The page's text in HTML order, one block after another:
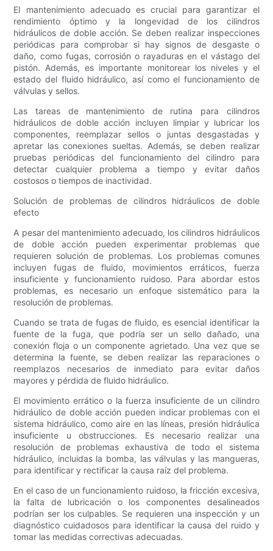
El mantenimiento adecuado es crucial para garantizar el
rendimiento óptimo y la longevidad de los cilindros
hidráulicos de doble acción. Se deben realizar inspecciones
periódicas para comprobar si hay signos de desgaste o
daño, como fugas, corrosión o rayaduras en el vástago del
pistón. Además, es importante monitorear los niveles y el
estado del fluido hidráulico, así como el funcionamiento de
válvulas y sellos.
Las tareas de mantenimiento de rutina para cilindros
hidráulicos de doble acción incluyen limpiar y lubricar los
componentes, reemplazar sellos o juntas desgastadas y
apretar las conexiones sueltas. Además, se deben realizar
pruebas periódicas del funcionamiento del cilindro para
detectar cualquier problema a tiempo y evitar daños
costosos o tiempos de inactividad.
Solución de problemas de cilindros hidráulicos de doble
efecto
A pesar del mantenimiento adecuado, los cilindros hidráulicos
de doble acción pueden experimentar problemas que
requieren solución de problemas. Los problemas comunes
incluyen fugas de fluido, movimientos erráticos, fuerza
insuficiente y funcionamiento ruidoso. Para abordar estos
problemas, es necesario un enfoque sistemático para la
resolución de problemas.
Cuando se trata de fugas de fluido, es esencial identificar la
fuente de la fuga, que podría ser un sello dañado, una
conexión floja o un componente agrietado. Una vez que se
determina la fuente, se deben realizar las reparaciones o
reemplazos necesarios de inmediato para evitar daños
mayores y pérdida de fluido hidráulico.
El movimiento errático o la fuerza insuficiente de un cilindro
hidráulico de doble acción pueden indicar problemas con el
sistema hidráulico, como aire en las líneas, presión hidráulica
insuficiente u obstrucciones. Es necesario realizar una
resolución de problemas exhaustiva de todo el sistema
hidráulico, incluidas la bomba, las válvulas y las mangueras,
para identificar y rectificar la causa raíz del problema.
En el caso de un funcionamiento ruidoso, la fricción excesiva,
la falta de lubricación o los componentes desalineados
podrían ser los culpables. Se requieren una inspección y un
diagnóstico cuidadosos para identificar la causa del ruido y
tomar las medidas correctivas adecuadas.